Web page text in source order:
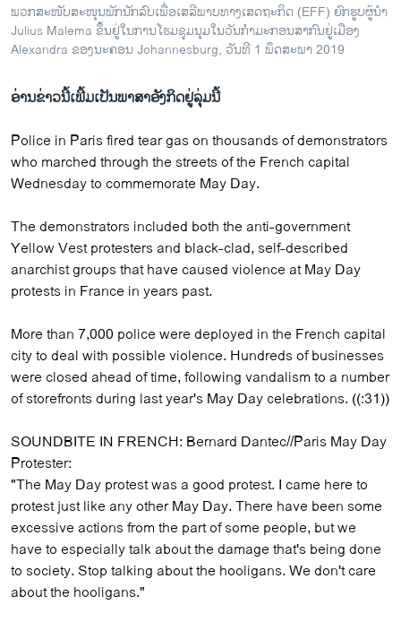
ພວກ​ສະ​ໜ​ັບ​ສະ​ໜຸນພັກ​ນັກ​ລົບ​ເພື່ອ​ເສ​ລີ​ພາບ​ທາງ​ເສດ​ຖະ​ກິດ (EFF) ຍົກ​ຮູບຜູ້​ນຳ
Julius Malema ຂຶ້ນ​ຢູ່​ໃນການ​ໂຮມ​ຊຸມ​ນຸມ​ໃນ​ວັນ​ກຳ​ມະ​ກອນ​ສາ​ກົນຢູ່​ເມືອງ
Alexandra ຂອງ​ນະ​ຄອນ Johannesburg, ວັນ​ທີ 1 ພຶດ​ສະ​ພາ 2019
ອ່ານ​ຂ່າວນີ້​ເພີ້ມ​ເປັນ​ພາ​ສາ​ອັງ​ກິດຢູ່​ລຸ່ມນີ້
Police in Paris fired tear gas on thousands of demonstrators
who marched through the streets of the French capital
Wednesday to commemorate May Day.
The demonstrators included both the anti-government
Yellow Vest protesters and black-clad, self-described
anarchist groups that have caused violence at May Day
protests in France in years past.
More than 7,000 police were deployed in the French capital
city to deal with possible violence. Hundreds of businesses
were closed ahead of time, following vandalism to a number
of storefronts during last year's May Day celebrations. ((:31))
SOUNDBITE IN FRENCH: Bernard Dantec//Paris May Day
Protester:
"The May Day protest was a good protest. I came here to
protest just like any other May Day. There have been some
excessive actions from the part of some people, but we
have to especially talk about the damage that's being done
to society. Stop talking about the hooligans. We don't care
about the hooligans."